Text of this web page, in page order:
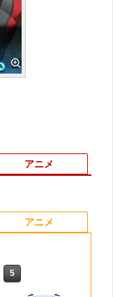
5
5
5
アニメ
5
5
5
アニメ